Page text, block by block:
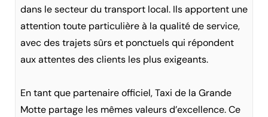
dans le secteur du transport local. Ils apportent une
attention toute particulière à la qualité de service,
avec des trajets sûrs et ponctuels qui répondent
aux attentes des clients les plus exigeants.
En tant que partenaire officiel, Taxi de la Grande
Motte partage les mêmes valeurs d’excellence. Ce